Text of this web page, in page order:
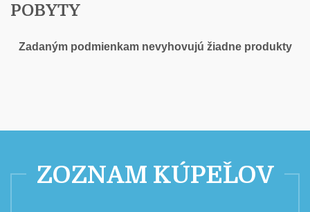
POBYTY
Zadaným podmienkam nevyhovujú žiadne produkty
ZOZNAM KÚPEĽOV